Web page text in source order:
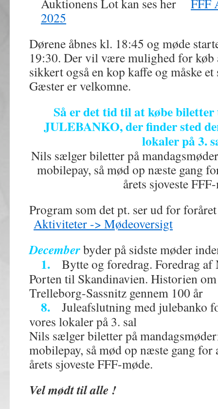
Auktionens Lot kan ses her FFF
2025
Dørene åbnes kl. 18:45 og møde
19:30. Der vil være mulighed for
sikkert også en kop kaffe og måske et
Gæster er velkomne.
Så er det tid til at købe
JULEBANKO, der finder sted
lokaler på 3.
Nils sælger biletter på
mobilepay, så mød op næste gang
årets sjoveste
Program som det pt. ser ud for
Aktiviteter -> Mødeoversigt
Decemberbyder på sidste møder
1. Bytte og foredrag. Foredrag
Porten til Skandinavien. Historien
Trelleborg-Sassnitz gennem 100 år
8. Juleafslutning med julebanko
vores lokaler på 3. sal
Nils sælger biletter på
mobilepay, så mød op næste gang
årets sjoveste FFF-møde.
Vel mødt til alle !